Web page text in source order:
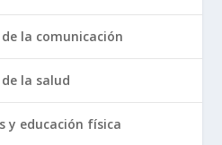
la comunicación
la salud
y educación física